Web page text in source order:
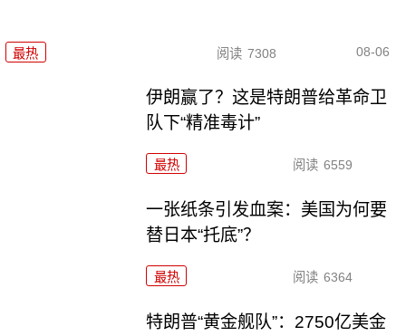
最热 阅读 7308 08-06
伊朗赢了？这是特朗普给革命卫
队下“精准毒计”
最热 阅读 6559
一张纸条引发血案：美国为何要
替日本“托底”？
最热 阅读 6364
特朗普“黄金舰队”：2750亿美金